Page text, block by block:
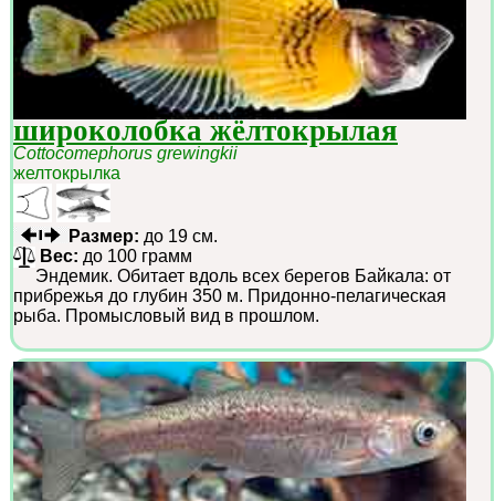
широколобка жёлтокрылая
Cottocomephorus grewingkii
желтокрылка
Размер: до 19 см.
Вес: до 100 грамм
Эндемик. Обитает вдоль всех берегов Байкала: от
прибрежья до глубин 350 м. Придонно-пелагическая
рыба. Промысловый вид в прошлом.